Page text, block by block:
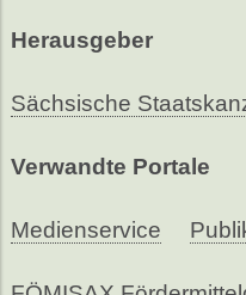
Herausgeber
Sächsische
Verwandte Portale
Medienservice